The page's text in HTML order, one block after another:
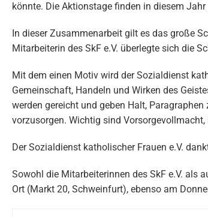
könnte. Die Aktionstage finden in diesem
In dieser Zusammenarbeit gilt es das große
Mitarbeiterin des SkF e.V. überlegte sich die
Mit dem einen Motiv wird der Sozialdienst
Gemeinschaft, Handeln und Wirken des
werden gereicht und geben Halt,
vorzusorgen. Wichtig sind
Der Sozialdienst katholischer Frauen e.V.
Sowohl die Mitarbeiterinnen des SkF e.V. als
Ort (Markt 20, Schweinfurt), ebenso am